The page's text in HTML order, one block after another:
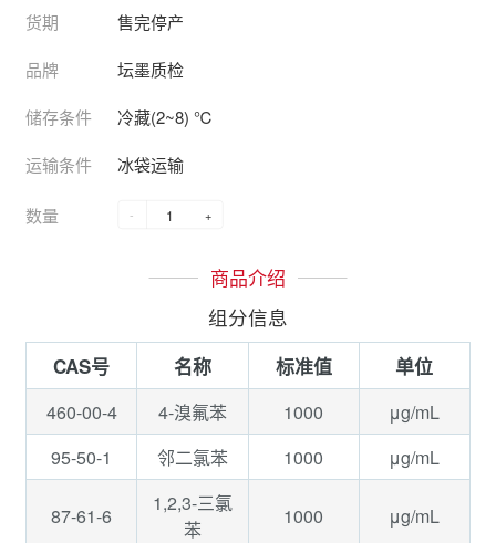
货期 售完停产
品牌 坛墨质检
储存条件 冷藏(2~8) ℃
运输条件 冰袋运输
数量 - +
商品介绍
组分信息
CAS号 名称 标准值 单位
460-00-4 4-溴氟苯 1000
μg/mL
95-50-1
邻二氯苯 1000 μg/mL
87-61-6
1,2,3-三氯
苯
1000 μg/mL